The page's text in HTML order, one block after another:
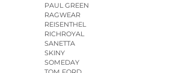
PAUL GREEN
RAGWEAR
REISENTHEL
RICHROYAL
SANETTA
SKINY
SOMEDAY